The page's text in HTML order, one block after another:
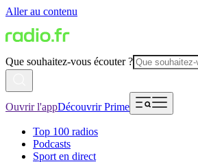
Aller au contenu
Que souhaitez-vous écouter ?
Ouvrir l'appDécouvrir Prime
Top 100 radios
Podcasts
Sport en direct